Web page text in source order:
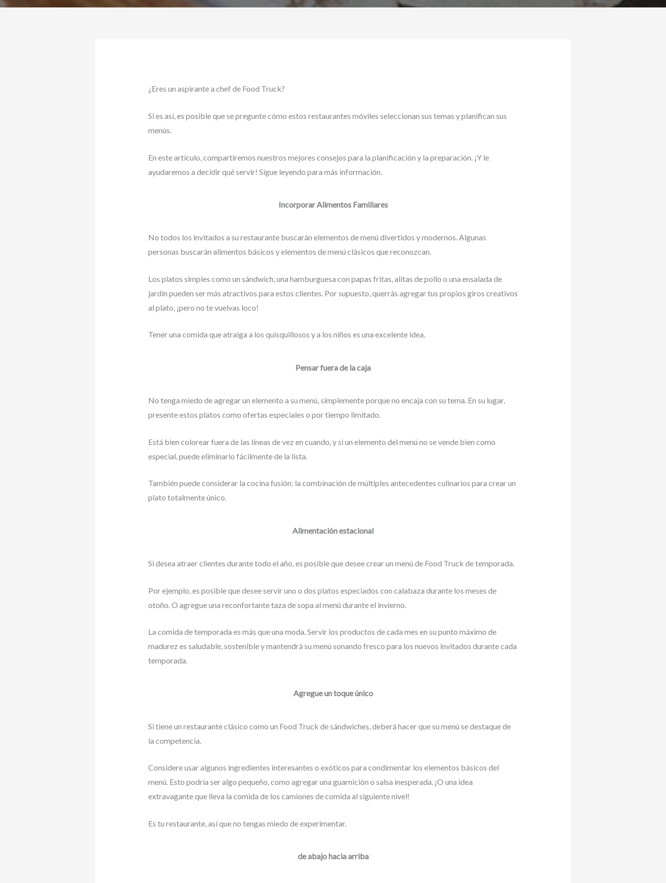
¿Eres un aspirante a chef de Food Truck?
Si es así, es posible que se pregunte cómo estos restaurantes móviles seleccionan sus temas y planifican sus
menús.
En este artículo, compartiremos nuestros mejores consejos para la planificación y la preparación. ¡Y le
ayudaremos a decidir qué servir! Sigue leyendo para más información.
Incorporar Alimentos Familiares
No todos los invitados a su restaurante buscarán elementos de menú divertidos y modernos. Algunas
personas buscarán alimentos básicos y elementos de menú clásicos que reconozcan.
Los platos simples como un sándwich, una hamburguesa con papas fritas, alitas de pollo o una ensalada de
jardín pueden ser más atractivos para estos clientes. Por supuesto, querrás agregar tus propios giros creativos
al plato, ¡pero no te vuelvas loco!
Tener una comida que atraiga a los quisquillosos y a los niños es una excelente idea.
Pensar fuera de la caja
No tenga miedo de agregar un elemento a su menú, simplemente porque no encaja con su tema. En su lugar,
presente estos platos como ofertas especiales o por tiempo limitado.
Está bien colorear fuera de las líneas de vez en cuando, y si un elemento del menú no se vende bien como
especial, puede eliminarlo fácilmente de la lista.
También puede considerar la cocina fusión: la combinación de múltiples antecedentes culinarios para crear un
plato totalmente único.
Alimentación estacional
Si desea atraer clientes durante todo el año, es posible que desee crear un menú de Food Truck de temporada.
Por ejemplo, es posible que desee servir uno o dos platos especiados con calabaza durante los meses de
otoño. O agregue una reconfortante taza de sopa al menú durante el invierno.
La comida de temporada es más que una moda. Servir los productos de cada mes en su punto máximo de
madurez es saludable, sostenible y mantendrá su menú sonando fresco para los nuevos invitados durante cada
temporada.
Agregue un toque único
Si tiene un restaurante clásico como un Food Truck de sándwiches, deberá hacer que su menú se destaque de
la competencia.
Considere usar algunos ingredientes interesantes o exóticos para condimentar los elementos básicos del
menú. Esto podría ser algo pequeño, como agregar una guarnición o salsa inesperada. ¡O una idea
extravagante que lleva la comida de los camiones de comida al siguiente nivel!
Es tu restaurante, así que no tengas miedo de experimentar.
de abajo hacia arriba